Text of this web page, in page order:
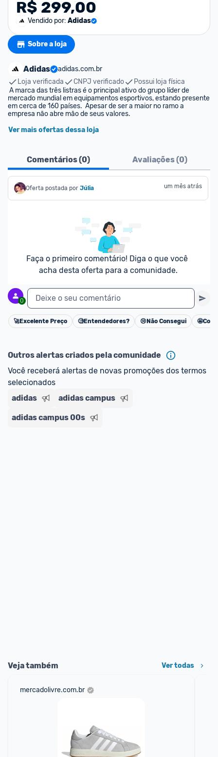
R$ 299,00
Vendido por: Adidas
Sobre a loja
Adidas
adidas.com.br
Loja verificada
CNPJ verificado
Possui loja física
mercado mundial em equipamentos esportivos, estando presente
em cerca de 160 países.  Apesar de ser a maior no ramo a
empresa não abre mão de seus valores.
Ver mais ofertas dessa loja
Comentários (0) Avaliações (0)
Oferta postada por Júlia um mês atrás
Faça o primeiro comentário! Diga o que você
acha desta oferta para a comunidade.
0 Deixe o seu comentário
Cancelar
🚀Excelente Preço 🧐Entendedores? 😢 Não Consegui 🤩
Outros alertas criados pela comunidade
Você receberá alertas de novas promoções dos termos
selecionados
adidas
adidas campus
adidas campus 00s
Veja também Ver todas
mercadolivre.com.br